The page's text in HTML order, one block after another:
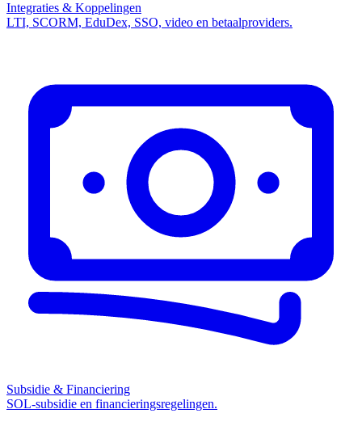
Integraties & Koppelingen
LTI, SCORM, EduDex, SSO, video en betaalproviders.
Subsidie & Financiering
SOL-subsidie en financieringsregelingen.